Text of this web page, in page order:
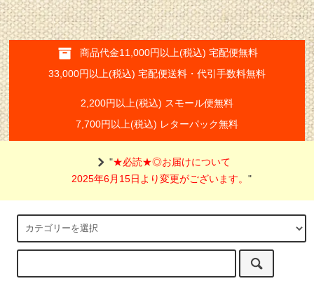
商品代金11,000円以上(税込) 宅配便無料
33,000円以上(税込) 宅配便送料・代引手数料無料
2,200円以上(税込) スモール便無料
7,700円以上(税込) レターパック無料
"★必読★◎お届けについて
2025年6月15日より変更がございます。"